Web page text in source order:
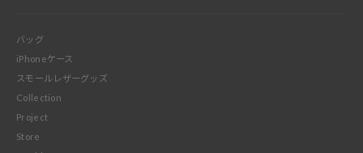
バッグ
iPhoneケース
スモールレザーグッズ
Collection
Project
Store